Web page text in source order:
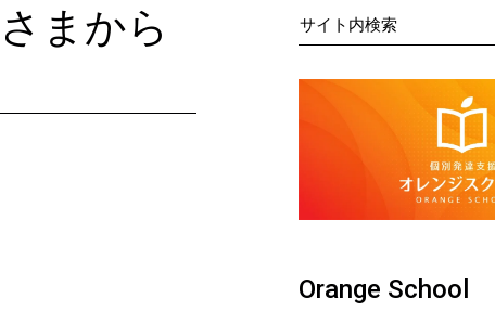
藤沢第２教室
今日の藤沢第２教室
今日のピコ東戸塚教室
ピコ東戸塚教室
今日のピコ東戸塚教室
まから
索
Orange School